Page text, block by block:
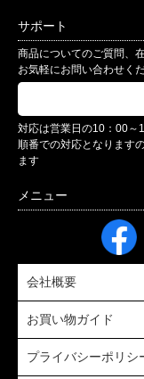
サポート
商品についてのご質問、
お気軽にお問い合わせく
対応は営業日の10：00～
順番での対応となります
ます
会社概要
お買い物ガイド
プライバシーポリシ